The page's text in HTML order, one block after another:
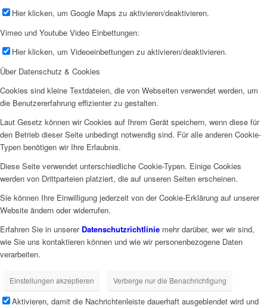
Hier klicken, um Google Maps zu aktivieren/deaktivieren.
Vimeo und Youtube Video Einbettungen:
Hier klicken, um Videoeinbettungen zu aktivieren/deaktivieren.
Über Datenschutz & Cookies
Cookies sind kleine Textdateien, die von Webseiten verwendet werden, um
die Benutzererfahrung effizienter zu gestalten.
Laut Gesetz können wir Cookies auf Ihrem Gerät speichern, wenn diese für
den Betrieb dieser Seite unbedingt notwendig sind. Für alle anderen Cookie-
Typen benötigen wir Ihre Erlaubnis.
Diese Seite verwendet unterschiedliche Cookie-Typen. Einige Cookies
werden von Drittparteien platziert, die auf unseren Seiten erscheinen.
Sie können Ihre Einwilligung jederzeit von der Cookie-Erklärung auf unserer
Website ändern oder widerrufen.
Erfahren Sie in unserer Datenschutzrichtlinie mehr darüber, wer wir sind,
wie Sie uns kontaktieren können und wie wir personenbezogene Daten
verarbeiten.
Einstellungen akzeptieren Verberge nur die Benachrichtigung
Aktivieren, damit die Nachrichtenleiste dauerhaft ausgeblendet wird und